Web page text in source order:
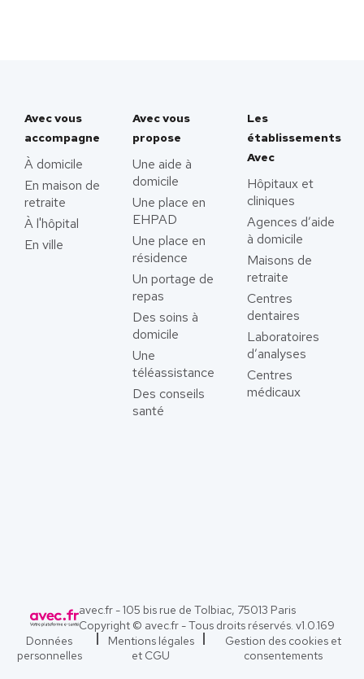
Avec vous
accompagne
À domicile
En maison de
retraite
À l'hôpital
En ville
Avec vous
propose
Une aide à
domicile
Une place en
EHPAD
Une place en
résidence
Un portage de
repas
Des soins à
domicile
Une
téléassistance
Des conseils
santé
Les
établissements
Avec
Hôpitaux et
cliniques
Agences d’aide
à domicile
Maisons de
retraite
Centres
dentaires
Laboratoires
d’analyses
Centres
médicaux
avec.fr - 105 bis rue de Tolbiac, 75013 Paris
Copyright © avec.fr - Tous droits réservés. v1.0.169
Données
personnelles
Mentions légales
et CGU
Gestion des cookies et
consentements